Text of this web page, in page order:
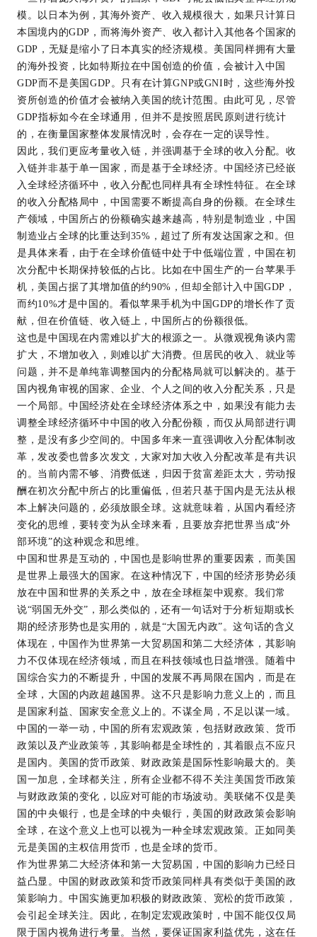
模。以日本为例，其海外资产、收入规模很大，如果只计算日
本国境内的GDP，而将海外资产、收入都计入其他各个国家的
GDP，无疑是缩小了日本真实的经济规模。美国同样拥有大量
的海外投资，比如特斯拉在中国创造的价值，会被计入中国
GDP而不是美国GDP。只有在计算GNP或GNI时，这些海外投
资所创造的价值才会被纳入美国的统计范围。由此可见，尽管
GDP指标如今在全球通用，但并不是按照居民原则进行统计
的，在衡量国家整体发展情况时，会存在一定的误导性。
因此，我们更应考量收入链，并强调基于全球的收入分配。收
入链并非基于单一国家，而是基于全球经济。中国经济已经嵌
入全球经济循环中，收入分配也同样具有全球性特征。在全球
的收入分配格局中，中国需要不断提高自身的份额。在全球生
产领域，中国所占的份额确实越来越高，特别是制造业，中国
制造业占全球的比重达到35%，超过了所有发达国家之和。但
是具体来看，由于在全球价值链中处于中低端位置，中国在初
次分配中长期保持较低的占比。比如在中国生产的一台苹果手
机，美国占据了其增加值的约90%，但却全部计入中国GDP，
而约10%才是中国的。看似苹果手机为中国GDP的增长作了贡
献，但在价值链、收入链上，中国所占的份额很低。
这也是中国现在内需难以扩大的根源之一。从微观视角谈内需
扩大，不增加收入，则难以扩大消费。但居民的收入、就业等
问题，并不是单纯靠调整国内的分配格局就可以解决的。基于
国内视角审视的国家、企业、个人之间的收入分配关系，只是
一个局部。中国经济处在全球经济体系之中，如果没有能力去
调整全球经济循环中中国的收入分配份额，而仅从局部进行调
整，是没有多少空间的。中国多年来一直强调收入分配体制改
革，发改委也曾多次发文，大家对加大收入分配改革是有共识
的。当前内需不够、消费低迷，归因于贫富差距太大，劳动报
酬在初次分配中所占的比重偏低，但若只基于国内是无法从根
本上解决问题的，必须放眼全球。这就意味着，从国内看经济
变化的思维，要转变为从全球来看，且要放弃把世界当成“外
部环境”的这种观念和思维。
中国和世界是互动的，中国也是影响世界的重要因素，而美国
是世界上最强大的国家。在这种情况下，中国的经济形势必须
放在中国和世界的关系之中，放在全球框架中观察。我们常
说“弱国无外交”，那么类似的，还有一句话对于分析短期或长
期的经济形势也是实用的，就是“大国无内政”。这句话的含义
体现在，中国作为世界第一大贸易国和第二大经济体，其影响
力不仅体现在经济领域，而且在科技领域也日益增强。随着中
国综合实力的不断提升，中国的发展不再局限在国内，而是在
全球，大国的内政超越国界。这不只是影响力意义上的，而且
是国家利益、国家安全意义上的。不谋全局，不足以谋一域。
中国的一举一动，中国的所有宏观政策，包括财政政策、货币
政策以及产业政策等，其影响都是全球性的，其着眼点不应只
是国内。美国的货币政策、财政政策是国际性影响最大的。美
国一加息，全球都关注，所有企业都不得不关注美国货币政策
与财政政策的变化，以应对可能的市场波动。美联储不仅是美
国的中央银行，也是全球的中央银行，美国的财政政策会影响
全球，在这个意义上也可以视为一种全球宏观政策。正如同美
元是美国的主权信用货币，也是全球的货币。
作为世界第二大经济体和第一大贸易国，中国的影响力已经日
益凸显。中国的财政政策和货币政策同样具有类似于美国的政
策影响力。中国实施更加积极的财政政策、宽松的货币政策，
会引起全球关注。因此，在制定宏观政策时，中国不能仅仅局
限于国内视角进行考量。当然，要保证国家利益优先，这在任